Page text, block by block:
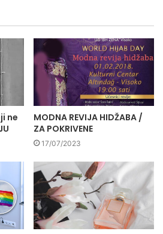
ne
MODNA REVIJA HIDŽABA /
ZA POKRIVENE
17/07/2023